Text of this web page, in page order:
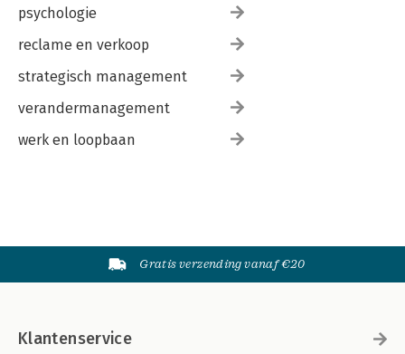
psychologie
reclame en verkoop
strategisch management
verandermanagement
werk en loopbaan
Gratis verzending vanaf €20
Klantenservice